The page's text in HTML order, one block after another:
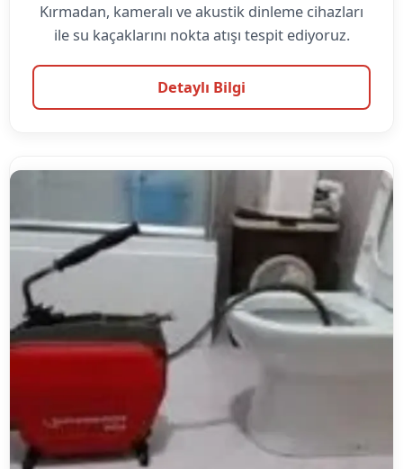
Kırmadan, kameralı ve akustik dinleme cihazları
ile su kaçaklarını nokta atışı tespit ediyoruz.
Detaylı Bilgi